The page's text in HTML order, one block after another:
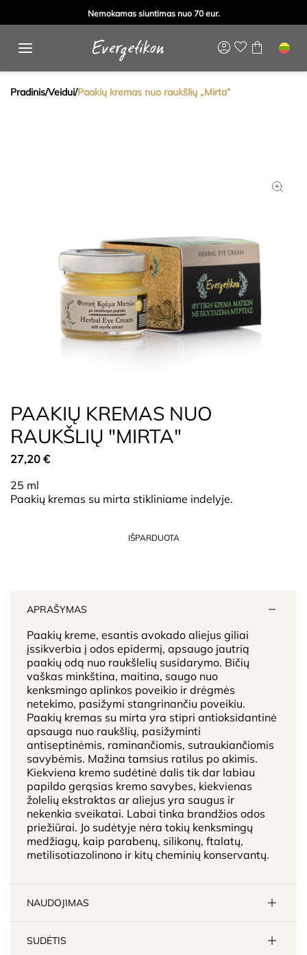
Nemokamas siuntimas nuo 70 eur.
Pradinis/Veidui/Paakių kremas nuo raukšlių „Mirta”
PAAKIŲ KREMAS NUO
RAUKŠLIŲ "MIRTA"
27,20 €
25 ml
Paakių kremas su mirta stikliniame indelyje.
IŠPARDUOTA
APRAŠYMAS
Paakių kreme, esantis avokado aliejus giliai
įssikverbia į odos epidermį, apsaugo jautrią
paakių odą nuo raukšlelių susidarymo. Bičių
vaškas minkština, maitina, saugo nuo
kenksmingo aplinkos poveikio ir drėgmės
netekimo, pasižymi stangrinančiu poveikiu.
Paakių kremas su mirta yra stipri antioksidantinė
apsauga nuo raukšlių, pasižyminti
antiseptinėmis, raminančiomis, sutraukiančiomis
savybėmis. Mažina tamsius ratilus po akimis.
Kiekviena kremo sudėtinė dalis tik dar labiau
papildo gerąsias kremo savybes, kiekvienas
žolelių ekstraktas ar aliejus yra saugus ir
nekenkia sveikatai. Labai tinka brandžios odos
priežiūrai. Jo sudėtyje nėra tokių kenksmingų
medžiagų, kaip parabenų, silikonų, ftalatų,
metilisotiazolinono ir kitų cheminių konservantų.
NAUDOJIMAS
SUDĖTIS